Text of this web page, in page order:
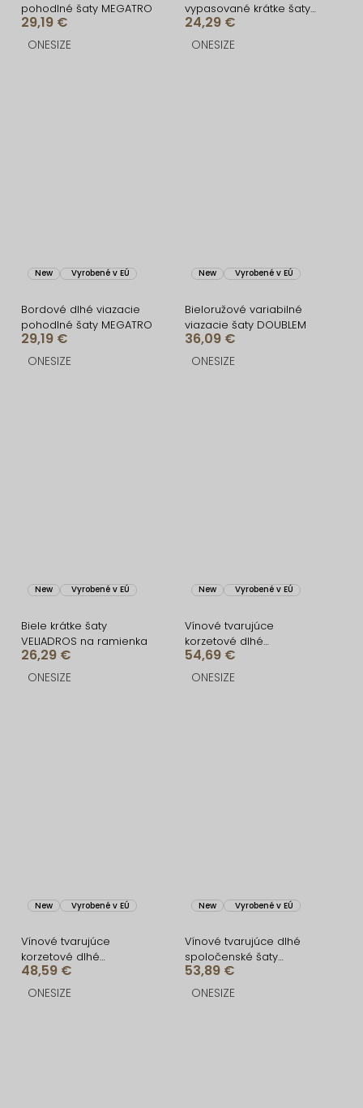
pohodlné šaty MEGATRO
29,19 €
ONESIZE
vypasované krátke šaty
UTARALY
24,29 €
ONESIZE
New Vyrobené v EÚ
Bordové dlhé viazacie
pohodlné šaty MEGATRO
29,19 €
ONESIZE
New Vyrobené v EÚ
Bieloružové variabilné
viazacie šaty DOUBLEM
36,09 €
ONESIZE
New Vyrobené v EÚ
Biele krátke šaty
VELIADROS na ramienka
26,29 €
ONESIZE
New Vyrobené v EÚ
Vínové tvarujúce
korzetové dlhé
spoločenské šaty
FRUESTA
54,69 €
ONESIZE
New Vyrobené v EÚ
Vínové tvarujúce
korzetové dlhé
spoločenské šaty
BRANFLA
48,59 €
ONESIZE
New Vyrobené v EÚ
Vínové tvarujúce dlhé
spoločenské šaty
CRUNCHA na jedno
rameno
53,89 €
ONESIZE